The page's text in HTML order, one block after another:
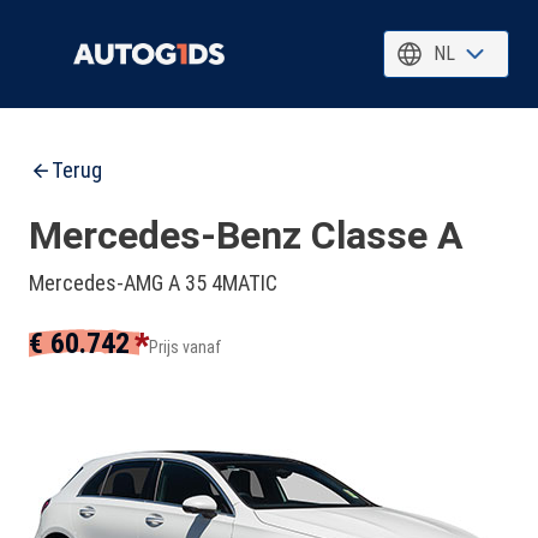
NL
Terug
Mercedes-Benz Classe A
Mercedes-AMG A 35 4MATIC
€ 60.742*Prijs vanaf